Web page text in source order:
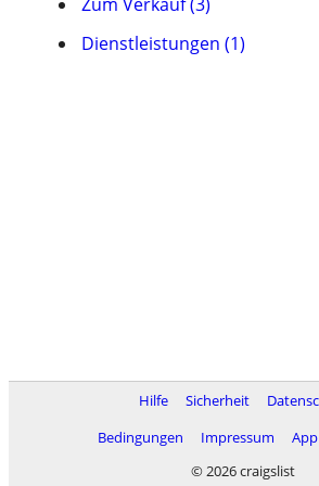
Dienstleistungen (1)
Hilfe Sicherheit
Bedingungen
Impressum App
© 2026 craigslist